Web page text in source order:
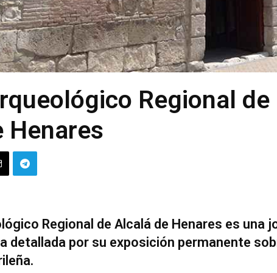
Regional de
Henares
Regional de Alcalá de Henares es una
detallada por su exposición permanente